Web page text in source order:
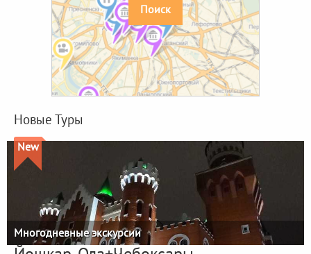
Поиск
Новые Туры
New
Многодневные экскурсии